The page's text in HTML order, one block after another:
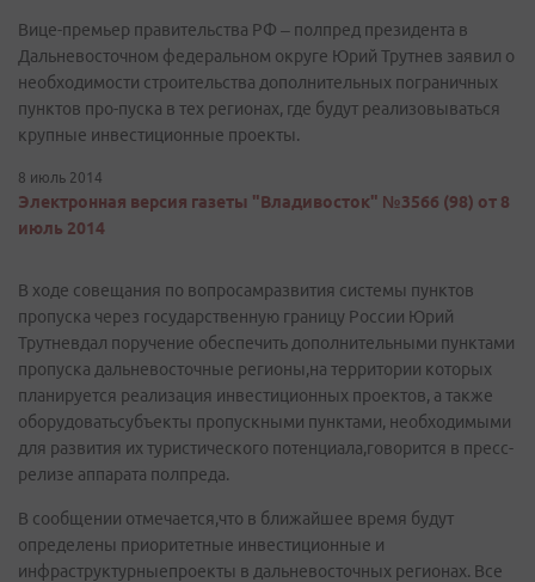
Вице-премьер правительства РФ – полпред президента в
Дальневосточном федеральном округе Юрий Трутнев заявил о
необходимости строительства дополнительных пограничных
пунктов про-пуска в тех регионах, где будут реализовываться
крупные инвестиционные проекты.
8 июль 2014
Электронная версия газеты "Владивосток" №3566 (98) от 8
июль 2014
В ходе совещания по вопросамразвития системы пунктов
пропуска через государственную границу России Юрий
Трутневдал поручение обеспечить дополнительными пунктами
пропуска дальневосточные регионы,на территории которых
планируется реализация инвестиционных проектов, а также
оборудоватьсубъекты пропускными пунктами, необходимыми
для развития их туристического потенциала,говорится в пресс-
релизе аппарата полпреда.
В сообщении отмечается,что в ближайшее время будут
определены приоритетные инвестиционные и
инфраструктурныепроекты в дальневосточных регионах. Все